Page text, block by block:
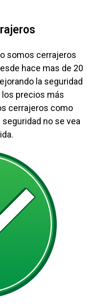
somos cerrajeros
hace mas de 20
la seguridad
precios más
cerrajeros como
no se vea